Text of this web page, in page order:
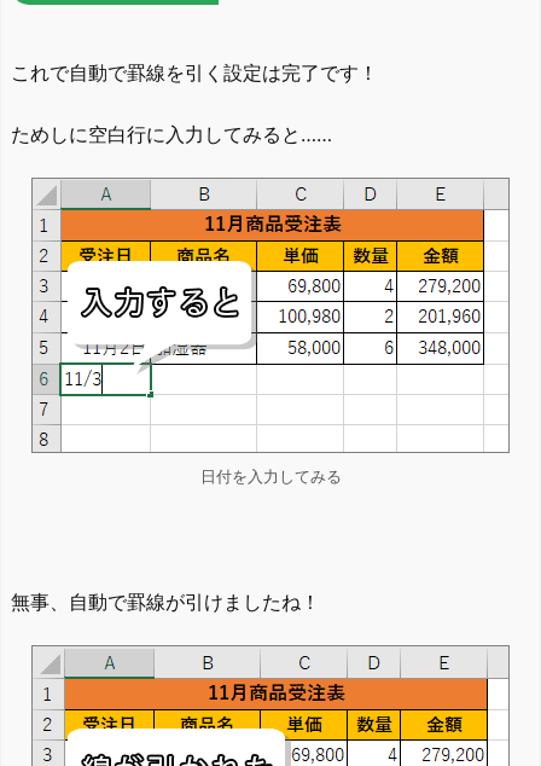
これで自動で罫線を引く設定は完了です！
ためしに空白行に入力してみると……
日付を入力してみる
無事、自動で罫線が引けましたね！